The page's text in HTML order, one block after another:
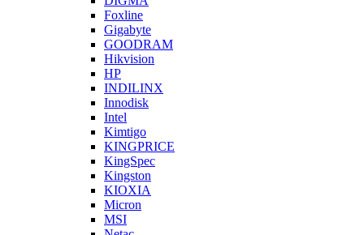
Foxline
Gigabyte
GOODRAM
Hikvision
HP
INDILINX
Innodisk
Intel
Kimtigo
KINGPRICE
KingSpec
Kingston
KIOXIA
Micron
MSI